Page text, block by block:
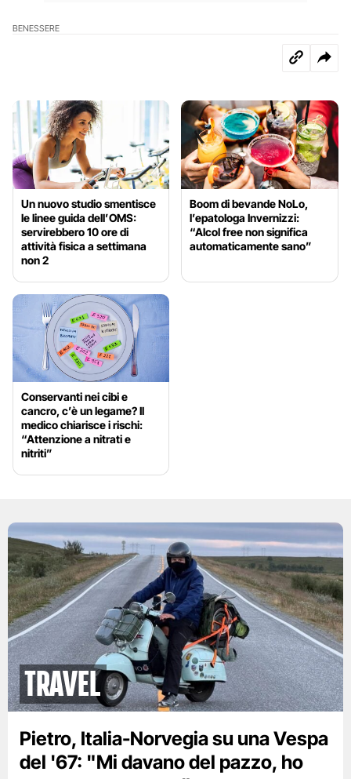
BENESSERE
Un nuovo studio smentisce
le linee guida dell’OMS:
servirebbero 10 ore di
attività fisica a settimana
non 2
Boom di bevande NoLo,
l’epatologa Invernizzi:
“Alcol free non significa
automaticamente sano”
Conservanti nei cibi e
cancro, c’è un legame? Il
medico chiarisce i rischi:
“Attenzione a nitrati e
nitriti”
Travel
Pietro, Italia-Norvegia su una Vespa
del '67: "Mi davano del pazzo, ho